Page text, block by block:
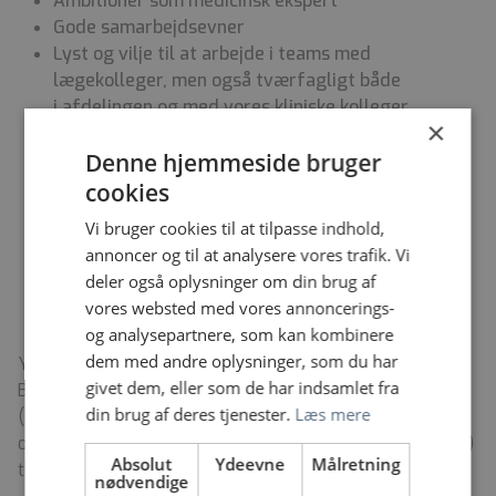
Gode samarbejdsevner
Lyst og vilje til at arbejde i teams med
lægekolleger, men også tværfagligt både
i afdelingen og med vores kliniske kolleger
afdelingens/sektionens opgaver
Gode kommunikative evner
omgangsform
At du er aktivt deltagende i uddannelsen og
oplæringen af læger under uddannelse
Yderligere oplysninger fås ved henvendelse til chef for
Billeddiagnostisk Afdeling Peter Lasborg
( peter.lasborg@rn.dk)tlf. 40 20 75 94 eller ledende
overlæge Graziella Andersen (graziella.andersen@rn.dk
)
tlf. 97 66 52 31.
×
Denne hjemmeside bruger
cookies
Vi bruger cookies til at tilpasse indhold,
annoncer og til at analysere vores trafik. Vi
deler også oplysninger om din brug af
vores websted med vores annoncerings-
og analysepartnere, som kan kombinere
dem med andre oplysninger, som du har
givet dem, eller som de har indsamlet fra
din brug af deres tjenester. Læs mere
Absolut
nødvendige
Ydeevne Målretning